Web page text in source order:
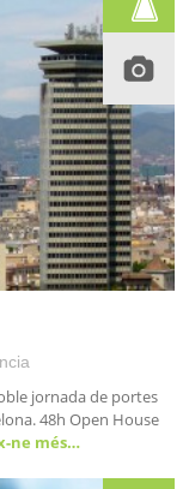
jornada de portes
48h Open House
ne més…